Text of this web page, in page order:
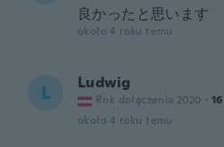
良かったと思います
około 4 roku temu
L Ludwig
Rok dołączenia 2020 · 16
około 4 roku temu